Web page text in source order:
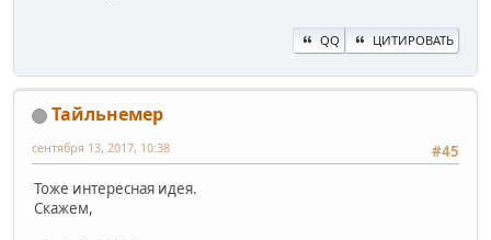
QQ ЦИТИРОВАТЬ
Тайльнемер
#45
сентября 13, 2017, 10:38
Тоже интересная идея.
Скажем,